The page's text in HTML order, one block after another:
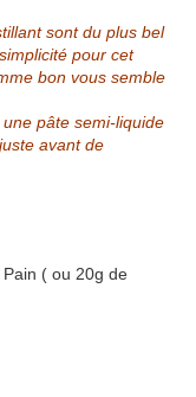
sont du plus bel
pour cet
bon vous semble
pâte semi-liquide
avant de
( ou 20g de